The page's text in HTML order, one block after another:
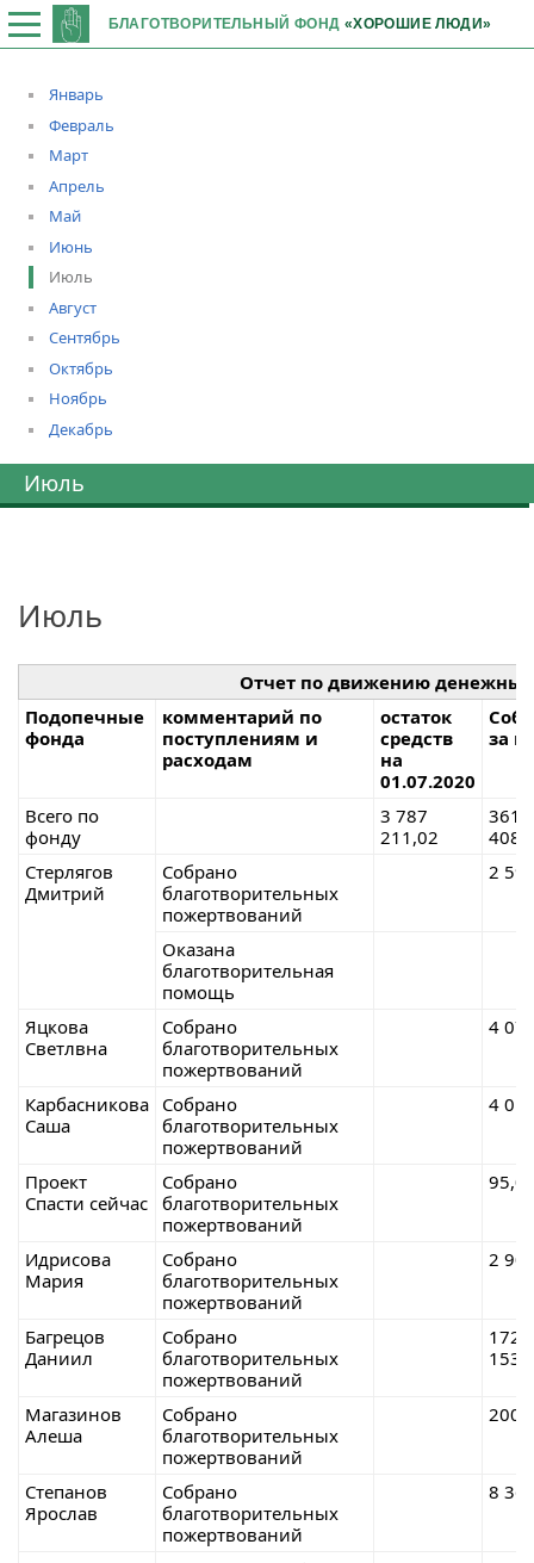
БЛАГОТВОРИТЕЛЬНЫЙ ФОНД «ХОРОШИЕ ЛЮДИ»
Январь
Февраль
Март
Апрель
Май
Июнь
Июль
Август
Сентябрь
Октябрь
Ноябрь
Декабрь
Июль
Июль
Отчет по движению денежных
Подопечные
фонда
комментарий по
поступлениям и
расходам
остаток
средств
на
01.07.2020
за
Всего по
фонду
3 787
211,02
361
Стерлягов
Дмитрий
Собрано
благотворительных
пожертвований
2
Оказана
благотворительная
помощь
Яцкова
Светлвна
Собрано
благотворительных
пожертвований
4
Карбасникова
Саша
Собрано
благотворительных
пожертвований
4
Проект
Спасти сейчас
Собрано
благотворительных
пожертвований
Идрисова
Мария
Собрано
благотворительных
пожертвований
2
Багрецов
Даниил
Собрано
благотворительных
пожертвований
172
Магазинов
Алеша
Собрано
благотворительных
пожертвований
Степанов
Ярослав
Собрано
благотворительных
пожертвований
8